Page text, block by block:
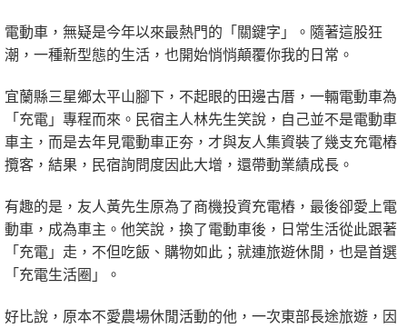
電動車，無疑是今年以來最熱門的「關鍵字」。隨著這股狂
潮，一種新型態的生活，也開始悄悄顛覆你我的日常。
宜蘭縣三星鄉太平山腳下，不起眼的田邊古厝，一輛電動車為
「充電」專程而來。民宿主人林先生笑說，自己並不是電動車
車主，而是去年見電動車正夯，才與友人集資裝了幾支充電樁
攬客，結果，民宿詢問度因此大增，還帶動業績成長。
有趣的是，友人黃先生原為了商機投資充電樁，最後卻愛上電
動車，成為車主。他笑說，換了電動車後，日常生活從此跟著
「充電」走，不但吃飯、購物如此；就連旅遊休閒，也是首選
「充電生活圈」。
好比說，原本不愛農場休閒活動的他，一次東部長途旅遊，因